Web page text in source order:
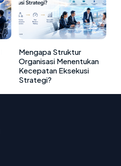
Mengapa Struktur
Organisasi Menentukan
Kecepatan Eksekusi
Strategi?